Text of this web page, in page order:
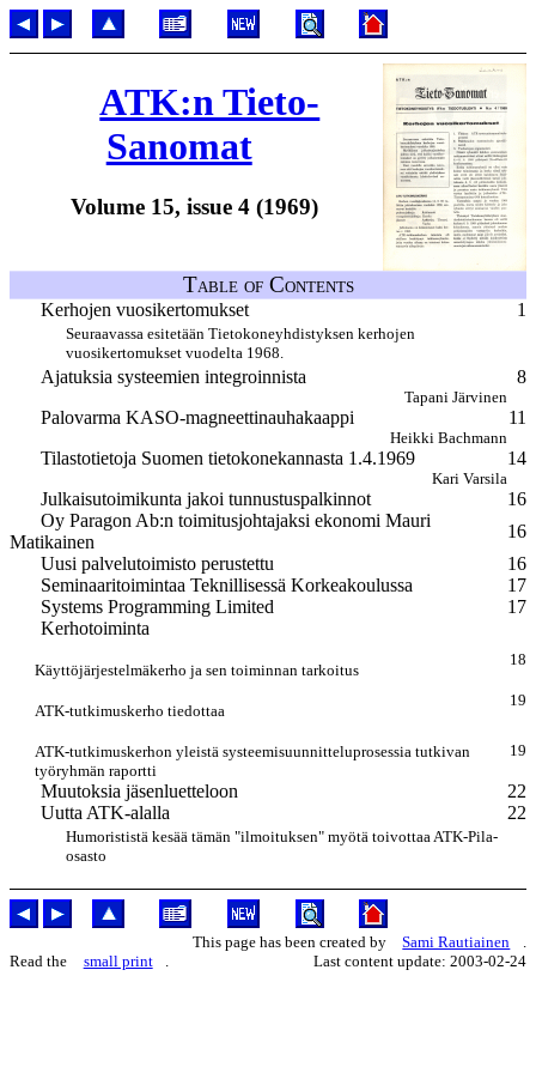
ATK:n Tieto-
Sanomat
Volume 15, issue 4 (1969)
Table of Contents
Kerhojen vuosikertomukset 1
Seuraavassa esitetään Tietokoneyhdistyksen kerhojen
vuosikertomukset vuodelta 1968.
Ajatuksia systeemien integroinnista 8
Tapani Järvinen
Palovarma KASO-magneettinauhakaappi 11
Heikki Bachmann
Tilastotietoja Suomen tietokonekannasta 1.4.1969 14
Kari Varsila
Julkaisutoimikunta jakoi tunnustuspalkinnot
16
Oy Paragon Ab:n toimitusjohtajaksi ekonomi Mauri
Matikainen
16
Uusi palvelutoimisto perustettu
16
Seminaaritoimintaa Teknillisessä Korkeakoulussa
17
Systems Programming Limited
17
Kerhotoiminta
Käyttöjärjestelmäkerho ja sen toiminnan tarkoitus
18
ATK-tutkimuskerho tiedottaa
19
ATK-tutkimuskerhon yleistä systeemisuunnitteluprosessia tutkivan
työryhmän raportti
19
Muutoksia jäsenluetteloon
22
Uutta ATK-alalla
22
Humorististä kesää tämän "ilmoituksen" myötä toivottaa ATK-Pila-
osasto
This page has been created by Sami Rautiainen
.
Read the
small print . Last content update: 2003-02-24